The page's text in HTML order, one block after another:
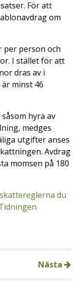
För att
om
per person och
I stället för att
dras av i
minst 46
hyra av
medges
utgifter anses
Avdrag
momsen på 180
du
Nästa